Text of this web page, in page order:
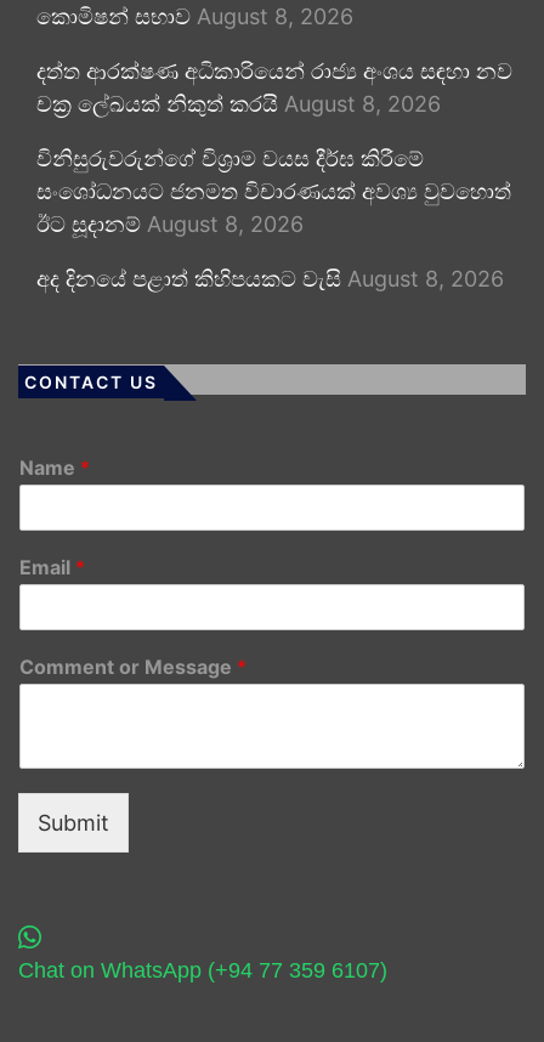
කොමිෂන් සභාව August 8, 2026
දත්ත ආරක්ෂණ අධිකාරියෙන් රාජ්‍ය අංශය සඳහා නව
චක්‍ර ලේඛයක් නිකුත් කරයි August 8, 2026
විනිසුරුවරුන්ගේ විශ්‍රාම වයස දීර්ඝ කිරීමේ
සංශෝධනයට ජනමත විචාරණයක් අවශ්‍ය වුවහොත්
ඊට සූදානම් August 8, 2026
අද දිනයේ පළාත් කිහිපයකට වැසි August 8, 2026
CONTACT US
Name *
Email *
Comment or Message *
Submit
Chat on WhatsApp (+94 77 359 6107)